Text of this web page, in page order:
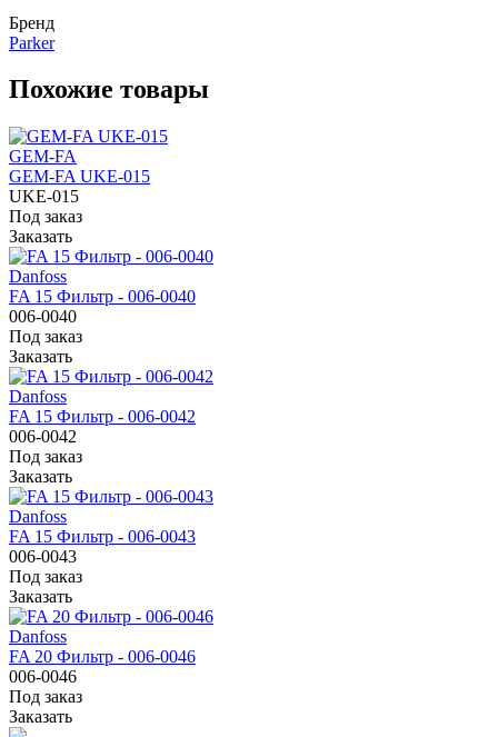
Бренд
Parker
Похожие товары
GEM-FA
GEM-FA UKE-015
UKE-015
Под заказ
Заказать
Danfoss
FA 15 Фильтр - 006-0040
006-0040
Под заказ
Заказать
Danfoss
FA 15 Фильтр - 006-0042
006-0042
Под заказ
Заказать
Danfoss
FA 15 Фильтр - 006-0043
006-0043
Под заказ
Заказать
Danfoss
FA 20 Фильтр - 006-0046
006-0046
Под заказ
Заказать